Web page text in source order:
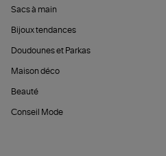
Sacs à main
Bijoux tendances
Doudounes et Parkas
Maison déco
Beauté
Conseil Mode